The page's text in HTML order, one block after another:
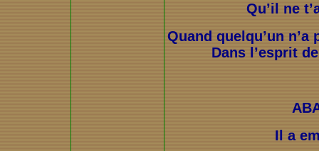
Qu’il ne
Quand quelqu’un
Dans l’esprit
Il a